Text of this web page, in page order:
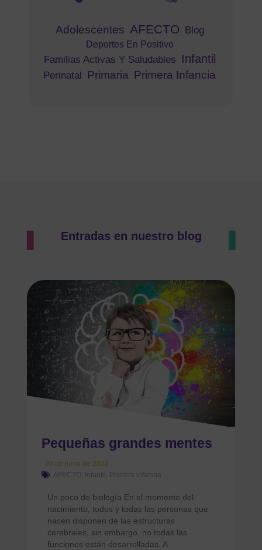
Adolescentes AFECTO Blog
Deportes En Positivo
Familias Activas Y Saludables Infantil
Perinatal Primaria Primera Infancia
Entradas en nuestro blog
Pequeñas grandes mentes
20 de junio de 2022
AFECTO
Infantil Primera infancia
Un poco de biología En el momento del
nacimiento, todos y todas las personas que
nacen disponen de las estructuras
cerebrales, sin embargo, no todas las
funciones están desarrolladas. A